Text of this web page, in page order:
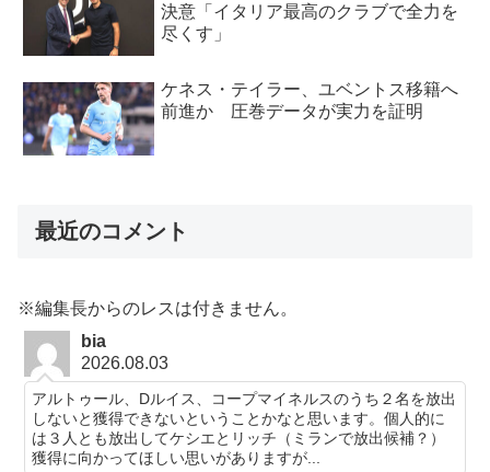
決意「イタリア最高のクラブで全力を
尽くす」
ケネス・テイラー、ユベントス移籍へ
前進か 圧巻データが実力を証明
最近のコメント
※編集長からのレスは付きません。
bia
2026.08.03
アルトゥール、Dルイス、コープマイネルスのうち２名を放出
しないと獲得できないということかなと思います。個人的に
は３人とも放出してケシエとリッチ（ミランで放出候補？）
獲得に向かってほしい思いがありますが...